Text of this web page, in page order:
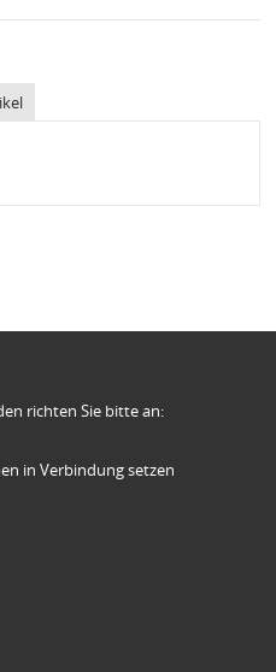
richten Sie bitte an:
in Verbindung setzen